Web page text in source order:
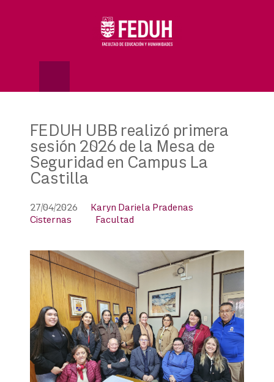
FEDUH UBB realizó primera
sesión 2026 de la Mesa de
Seguridad en Campus La
Castilla
27/04/2026
Karyn Dariela Pradenas
Cisternas
Facultad